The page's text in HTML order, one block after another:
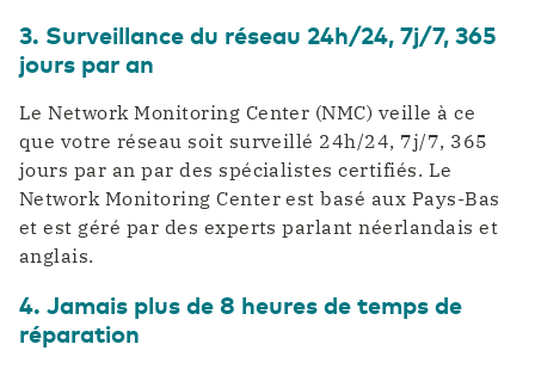
3. Surveillance du réseau 24h/24, 7j/7, 365
jours par an
Le Network Monitoring Center (NMC) veille à ce
que votre réseau soit surveillé 24h/24, 7j/7, 365
jours par an par des spécialistes certifiés. Le
Network Monitoring Center est basé aux Pays-Bas
et est géré par des experts parlant néerlandais et
anglais.
4. Jamais plus de 8 heures de temps de
réparation